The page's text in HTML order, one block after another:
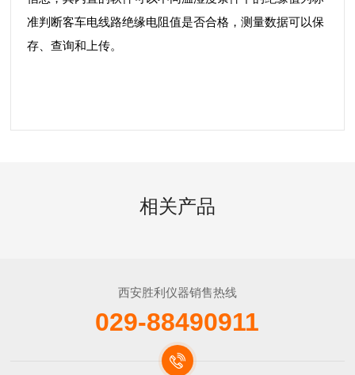
准判断客车电线路绝缘电阻值是否合格，测量数据可以保
存、查询和上传。
相关产品
西安胜利仪器销售热线
029-88490911